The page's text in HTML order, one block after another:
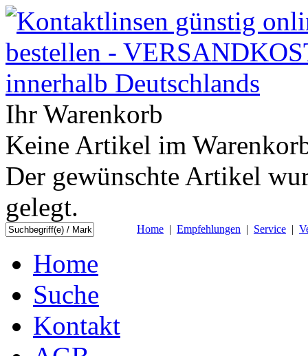
Ihr Warenkorb
Keine Artikel im
Der gewünschte Artikel
gelegt.
Home | Empfehlungen | Service |
Home
Suche
Kontakt